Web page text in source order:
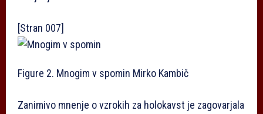
[Stran 007]
Figure 2. Mnogim v spomin Mirko Kambič
Zanimivo mnenje o vzrokih za holokavst je zagovarjala